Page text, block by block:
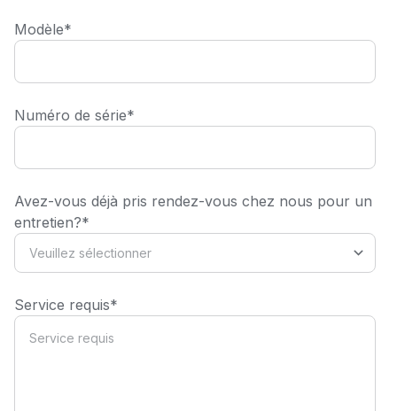
Modèle*
Numéro de série*
Avez-vous déjà pris rendez-vous chez nous pour un
entretien?*
Service requis*